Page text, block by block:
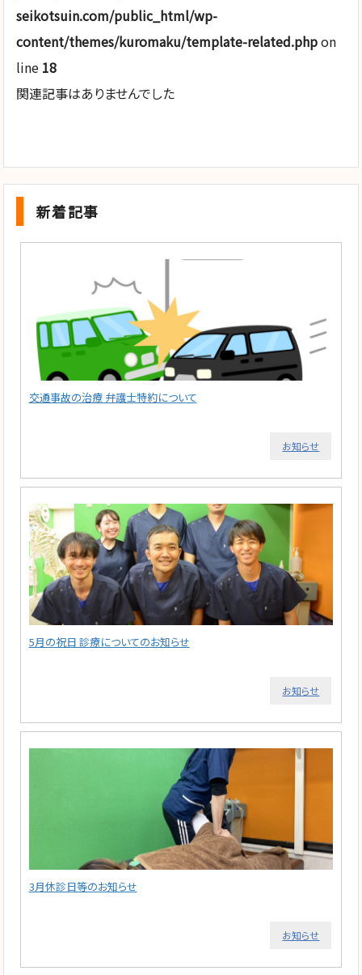
seikotsuin.com/public_html/wp-
content/themes/kuromaku/template-related.phpon
line 18
関連記事はありませんでした
新着記事
交通事故の治療 弁護士特約について
お知らせ
5月の祝日 診療についてのお知らせ
お知らせ
3月休診日等のお知らせ
お知らせ